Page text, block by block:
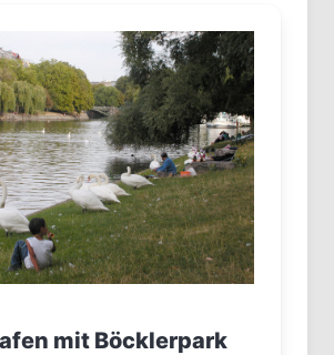
mit Böcklerpark